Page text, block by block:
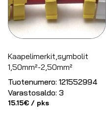
Kaapelimerkit,symbolit
1,50mm²-2,50mm²
Tuotenumero: 121552994
Varastosaldo: 3
15.15€ / pks